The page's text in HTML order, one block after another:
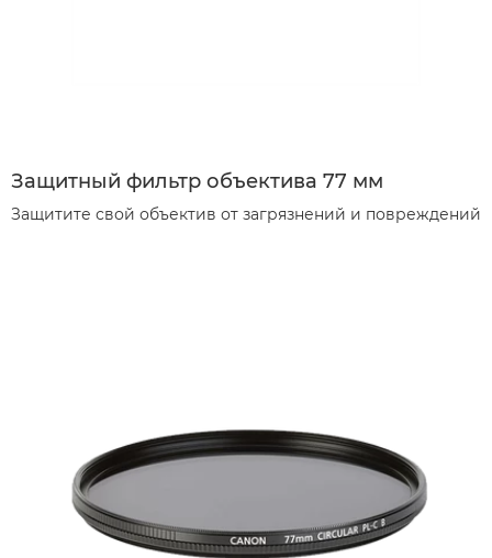
Защитный фильтр объектива 77 мм
Защитите свой объектив от загрязнений и повреждений